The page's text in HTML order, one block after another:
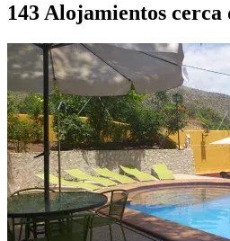
143 Alojamientos cerca